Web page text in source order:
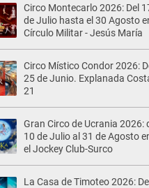
Circo Montecarlo 2026: Del
de Julio hasta el 30 Agosto
Círculo Militar - Jesús María
Circo Místico Condor 2026:
25 de Junio. Explanada
21
Gran Circo de Ucrania 2026:
10 de Julio al 31 de Agosto
el Jockey Club-Surco
La Casa de Timoteo 2026: Del